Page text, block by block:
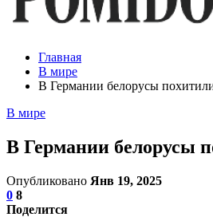
Главная
В мире
В Германии белорусы
В мире
В Германии белорусы
Опубликовано Янв 19, 2025
0 8
Поделится